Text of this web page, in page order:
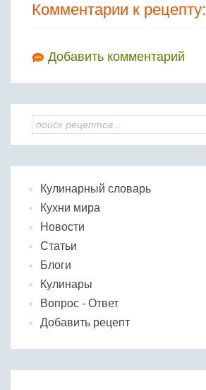
Комментарии к рецепту:
Добавить комментарий
Кулинарный словарь
Кухни мира
Новости
Статьи
Блоги
Кулинары
Вопрос - Ответ
Добавить рецепт